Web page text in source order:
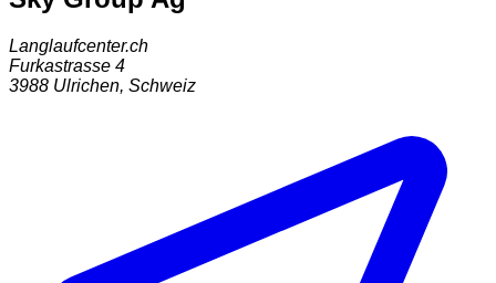
Langlaufcenter.ch
Furkastrasse 4
3988 Ulrichen, Schweiz